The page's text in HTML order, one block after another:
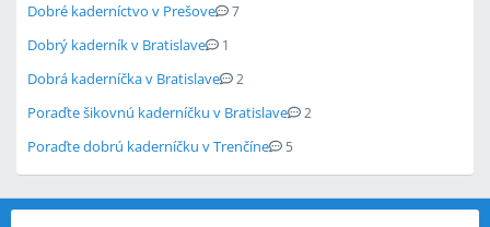
Dobré kaderníctvo v Prešove 7
Dobrý kaderník v Bratislave 1
Dobrá kaderníčka v Bratislave 2
Poraďte šikovnú kaderníčku v Bratislave 2
Poraďte dobrú kaderníčku v Trenčíne 5